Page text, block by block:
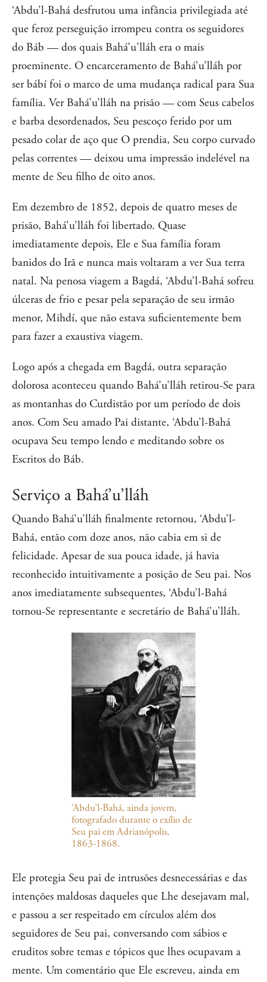
‘Abdu’l-Bahá desfrutou uma infância privilegiada até
que feroz perseguição irrompeu contra os seguidores
do Báb — dos quais Bahá’u'lláh era o mais
proeminente. O encarceramento de Bahá’u’lláh por
ser bábí foi o marco de uma mudança radical para Sua
família. Ver Bahá’u’lláh na prisão — com Seus cabelos
e barba desordenados, Seu pescoço ferido por um
pesado colar de aço que O prendia, Seu corpo curvado
pelas correntes — deixou uma impressão indelével na
mente de Seu filho de oito anos.
Em dezembro de 1852, depois de quatro meses de
prisão, Bahá’u’lláh foi libertado. Quase
imediatamente depois, Ele e Sua família foram
banidos do Irã e nunca mais voltaram a ver Sua terra
natal. Na penosa viagem a Bagdá, ‘Abdu’l-Bahá sofreu
úlceras de frio e pesar pela separação de seu irmão
menor, Mihdí, que não estava suficientemente bem
para fazer a exaustiva viagem.
Logo após a chegada em Bagdá, outra separação
dolorosa aconteceu quando Bahá’u’lláh retirou-Se para
as montanhas do Curdistão por um período de dois
anos. Com Seu amado Pai distante, ‘Abdu’l-Bahá
ocupava Seu tempo lendo e meditando sobre os
Escritos do Báb.
Serviço a Bahá’u’lláh
Quando Bahá’u’lláh finalmente retornou, ‘Abdu’l-
Bahá, então com doze anos, não cabia em si de
felicidade. Apesar de sua pouca idade, já havia
reconhecido intuitivamente a posição de Seu pai. Nos
anos imediatamente subsequentes, ‘Abdu’l-Bahá
tornou-Se representante e secretário de Bahá’u’lláh.
‘Abdu’l-Bahá, ainda jovem,
fotografado durante o exílio de
Seu pai em Adrianópolis,
1863-1868.
Ele protegia Seu pai de intrusões desnecessárias e das
intenções maldosas daqueles que Lhe desejavam mal,
e passou a ser respeitado em círculos além dos
seguidores de Seu pai, conversando com sábios e
eruditos sobre temas e tópicos que lhes ocupavam a
mente. Um comentário que Ele escreveu, ainda em